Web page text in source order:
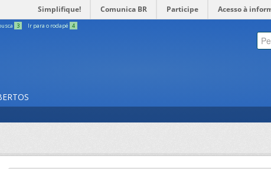
Simplifique! Comunica BR Participe Acesso à
3 Ir para o rodapé 4